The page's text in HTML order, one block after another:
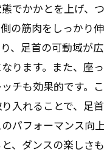
でかかとを上げ、
の筋肉をしっかり
、足首の可動域が
ります。また、座
チも効果的です。
入れることで、足
パフォーマンス向上
、ダンスの楽しさ